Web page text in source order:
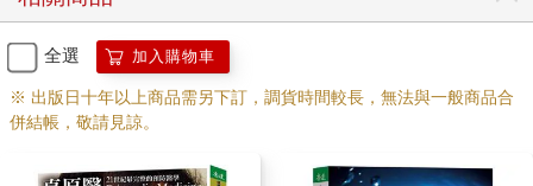
這一沒有退路的旅程，透過靜坐的實修和自己的探問而看清人生
真相，並體會真實之境。如果本書能達到這一目標，那真是令人
再高興不過了。
有一點要請讀者理解，這本書要談的並不是宗教或哲學，也絕非
解說，不免讓人留下大雜燴的印象。但別忘了，靜坐的實際修練
全選 加入購物車
※ 出版日十年以上商品需另下訂，調貨時間較長，無法與一般商品合
併結帳，敬請見諒。